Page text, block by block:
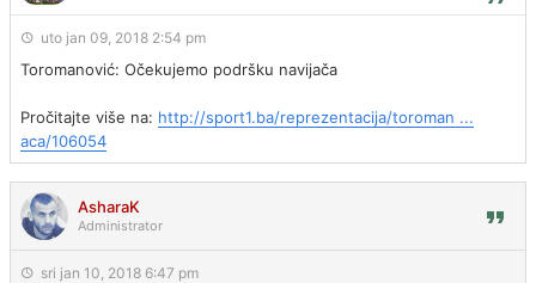
uto jan 09, 2018 2:54 pm
Toromanović: Očekujemo podršku navijača
Pročitajte više na: http://sport1.ba/reprezentacija/toroman ...
aca/106054
AsharaK
Administrator
sri jan 10, 2018 6:47 pm